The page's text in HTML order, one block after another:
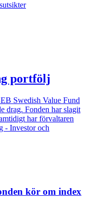
portfölj
Swedish Value Fund
drag. Fonden har slagit
har förvaltaren
- Investor och
kör om index